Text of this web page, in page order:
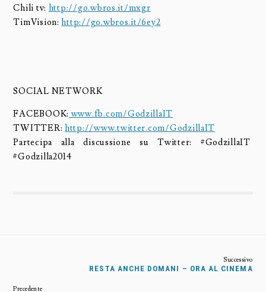
Chili tv: http://go.wbros.it/mxgr
TimVision:http://go.wbros.it/6ey2
SOCIAL NETWORK
FACEBOOK: www.fb.com/GodzillaIT
TWITTER:http://www.twitter.com/GodzillaIT
Partecipa alla discussione su Twitter: #GodzillaIT
#Godzilla2014
RESTA ANCHE DOMANI – ORA AL CINEMA